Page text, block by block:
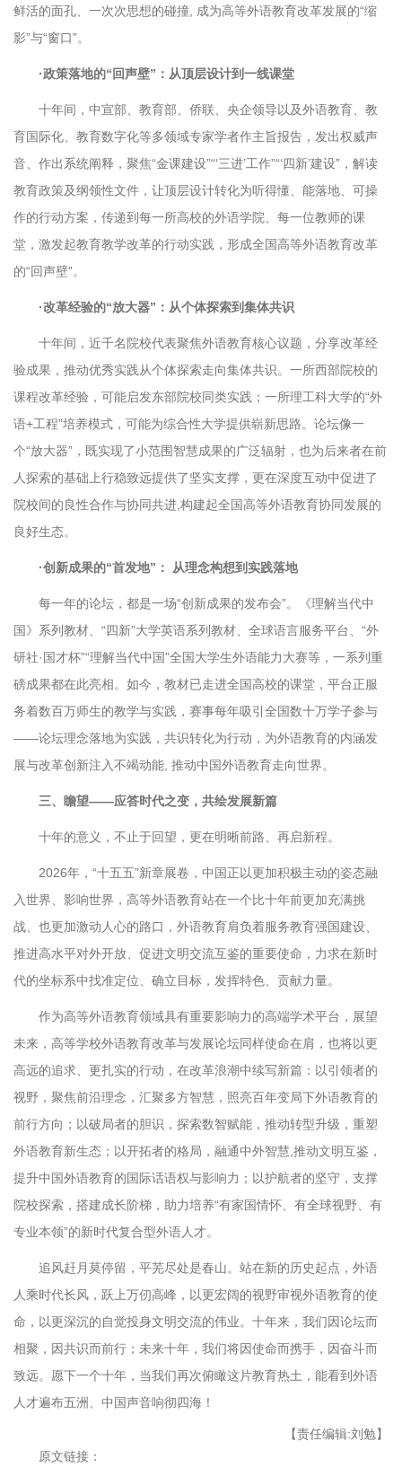
鲜活的面孔、一次次思想的碰撞, 成为高等外语教育改革发展的“缩
影”与“窗口”。
·政策落地的“回声壁”：从顶层设计到一线课堂
十年间，中宣部、教育部、侨联、央企领导以及外语教育、教
育国际化、教育数字化等多领域专家学者作主旨报告，发出权威声
音、作出系统阐释，聚焦“金课建设”“‘三进’工作”“‘四新’建设”，解读
教育政策及纲领性文件，让顶层设计转化为听得懂、能落地、可操
作的行动方案，传递到每一所高校的外语学院、每一位教师的课
堂，激发起教育教学改革的行动实践，形成全国高等外语教育改革
的“回声壁”。
·改革经验的“放大器”：从个体探索到集体共识
十年间，近千名院校代表聚焦外语教育核心议题，分享改革经
验成果，推动优秀实践从个体探索走向集体共识。一所西部院校的
课程改革经验，可能启发东部院校同类实践；一所理工科大学的“外
语+工程”培养模式，可能为综合性大学提供崭新思路。论坛像一
个“放大器”，既实现了小范围智慧成果的广泛辐射，也为后来者在前
人探索的基础上行稳致远提供了坚实支撑，更在深度互动中促进了
院校间的良性合作与协同共进,构建起全国高等外语教育协同发展的
良好生态。
·创新成果的“首发地”： 从理念构想到实践落地
每一年的论坛，都是一场“创新成果的发布会”。《理解当代中
国》系列教材、“四新”大学英语系列教材、全球语言服务平台、“外
研社·国才杯”“理解当代中国”全国大学生外语能力大赛等，一系列重
磅成果都在此亮相。如今，教材已走进全国高校的课堂，平台正服
务着数百万师生的教学与实践，赛事每年吸引全国数十万学子参与
——论坛理念落地为实践，共识转化为行动，为外语教育的内涵发
展与改革创新注入不竭动能, 推动中国外语教育走向世界。
三、瞻望——应答时代之变，共绘发展新篇
十年的意义，不止于回望，更在明晰前路、再启新程。
2026年，“十五五”新章展卷，中国正以更加积极主动的姿态融
入世界、影响世界，高等外语教育站在一个比十年前更加充满挑
战、也更加激动人心的路口，外语教育肩负着服务教育强国建设、
推进高水平对外开放、促进文明交流互鉴的重要使命，力求在新时
代的坐标系中找准定位、确立目标，发挥特色、贡献力量。
作为高等外语教育领域具有重要影响力的高端学术平台，展望
未来，高等学校外语教育改革与发展论坛同样使命在肩，也将以更
高远的追求、更扎实的行动，在改革浪潮中续写新篇：以引领者的
视野，聚焦前沿理念，汇聚多方智慧，照亮百年变局下外语教育的
前行方向；以破局者的胆识，探索数智赋能，推动转型升级，重塑
外语教育新生态；以开拓者的格局，融通中外智慧,推动文明互鉴，
提升中国外语教育的国际话语权与影响力；以护航者的坚守，支撑
院校探索，搭建成长阶梯，助力培养“有家国情怀、有全球视野、有
专业本领”的新时代复合型外语人才。
追风赶月莫停留，平芜尽处是春山。站在新的历史起点，外语
人乘时代长风，跃上万仞高峰，以更宏阔的视野审视外语教育的使
命，以更深沉的自觉投身文明交流的伟业。十年来，我们因论坛而
相聚，因共识而前行；未来十年，我们将因使命而携手，因奋斗而
致远。愿下一个十年，当我们再次俯瞰这片教育热土，能看到外语
人才遍布五洲、中国声音响彻四海！
【责任编辑:刘勉】
原文链接：